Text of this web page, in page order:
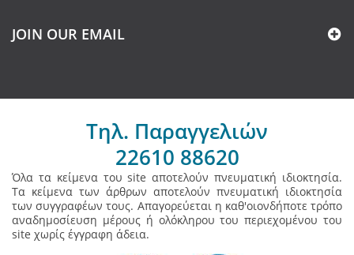
JOIN OUR EMAIL
Τηλ. Παραγγελιών
22610 88620
Όλα τα κείμενα του site αποτελούν πνευματική ιδιοκτησία.
Τα κείμενα των άρθρων αποτελούν πνευματική ιδιοκτησία
των συγγραφέων τους. Απαγορεύεται η καθ'οιονδήποτε τρόπο
αναδημοσίευση μέρους ή ολόκληρου του περιεχομένου του
site χωρίς έγγραφη άδεια.